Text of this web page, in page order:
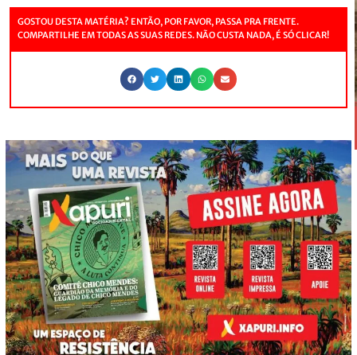
GOSTOU DESTA MATÉRIA? ENTÃO, POR FAVOR, PASSA PRA FRENTE.
COMPARTILHE EM TODAS AS SUAS REDES. NÃO CUSTA NADA, É SÓ CLICAR!